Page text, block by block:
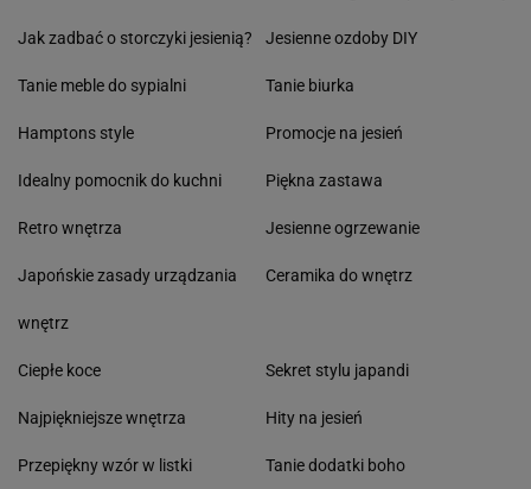
Jak zadbać o storczyki jesienią?
Tanie meble do sypialni
Hamptons style
Idealny pomocnik do kuchni
Retro wnętrza
Japońskie zasady urządzania
wnętrz
Jesienne ozdoby DIY
Tanie biurka
Promocje na jesień
Piękna zastawa
Jesienne ogrzewanie
Ceramika do wnętrz
Ciepłe koce
Najpiękniejsze wnętrza
Przepiękny wzór w listki
Sekret stylu japandi
Hity na jesień
Tanie dodatki boho